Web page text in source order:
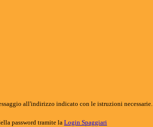
all'indirizzo indicato con le istruzioni necessarie.
password tramite la Login Spaggiari